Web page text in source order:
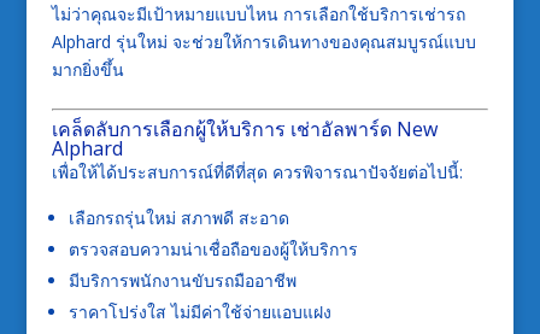
ไม่ว่าคุณจะมีเป้าหมายแบบไหน การเลือกใช้บริการเช่ารถ
Alphard รุ่นใหม่ จะช่วยให้การเดินทางของคุณสมบูรณ์แบบ
มากยิ่งขึ้น
เคล็ดลับการเลือกผู้ให้บริการ เช่าอัลพาร์ด New
Alphard
เพื่อให้ได้ประสบการณ์ที่ดีที่สุด ควรพิจารณาปัจจัยต่อไปนี้:
เลือกรถรุ่นใหม่ สภาพดี สะอาด
ตรวจสอบความน่าเชื่อถือของผู้ให้บริการ
มีบริการพนักงานขับรถมืออาชีพ
ราคาโปร่งใส ไม่มีค่าใช้จ่ายแอบแฝง